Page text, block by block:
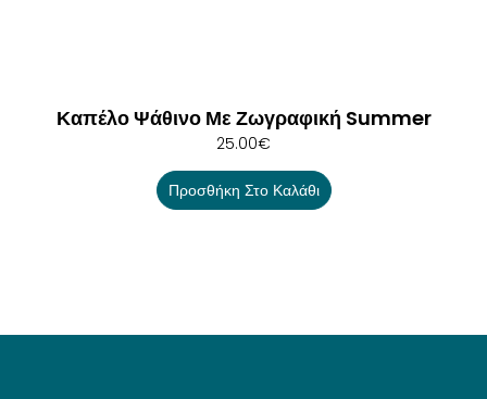
Καπέλο Ψάθινο Με Ζωγραφική Summer
25.00€
Προσθήκη Στο Καλάθι